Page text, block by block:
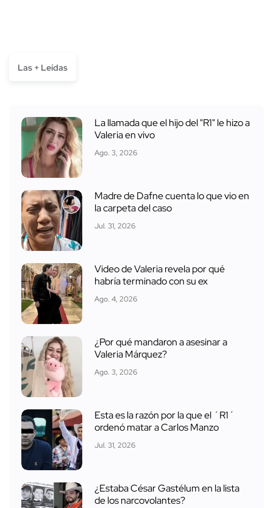
Las + Leídas
La llamada que el hijo del "R1" le hizo a
Valeria en vivo
Ago. 3, 2026
Madre de Dafne cuenta lo que vio en
la carpeta del caso
Jul. 31, 2026
Video de Valeria revela por qué
habría terminado con su ex
Ago. 4, 2026
¿Por qué mandaron a asesinar a
Valeria Márquez?
Ago. 3, 2026
Esta es la razón por la que el ´R1´
ordenó matar a Carlos Manzo
Jul. 31, 2026
¿Estaba César Gastélum en la lista
de los narcovolantes?